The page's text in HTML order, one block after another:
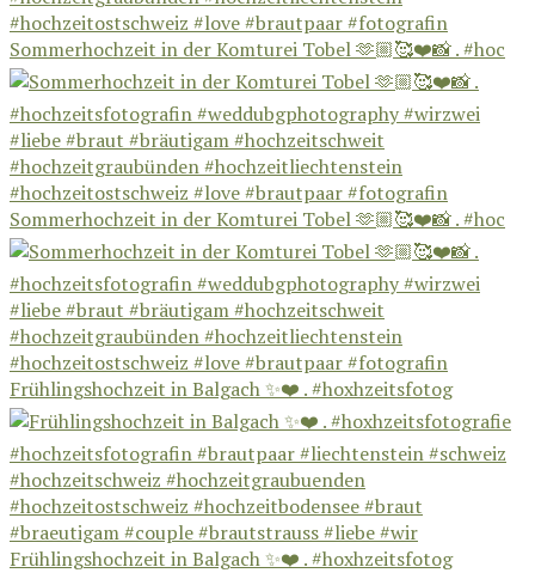
Sommerhochzeit in der Komturei Tobel 🫶🏼🥰❤️📸 . #hoc
Sommerhochzeit in der Komturei Tobel 🫶🏼🥰❤️📸 . #hoc
Frühlingshochzeit in Balgach ✨❤️ . #hoxhzeitsfotog
Frühlingshochzeit in Balgach ✨❤️ . #hoxhzeitsfotog